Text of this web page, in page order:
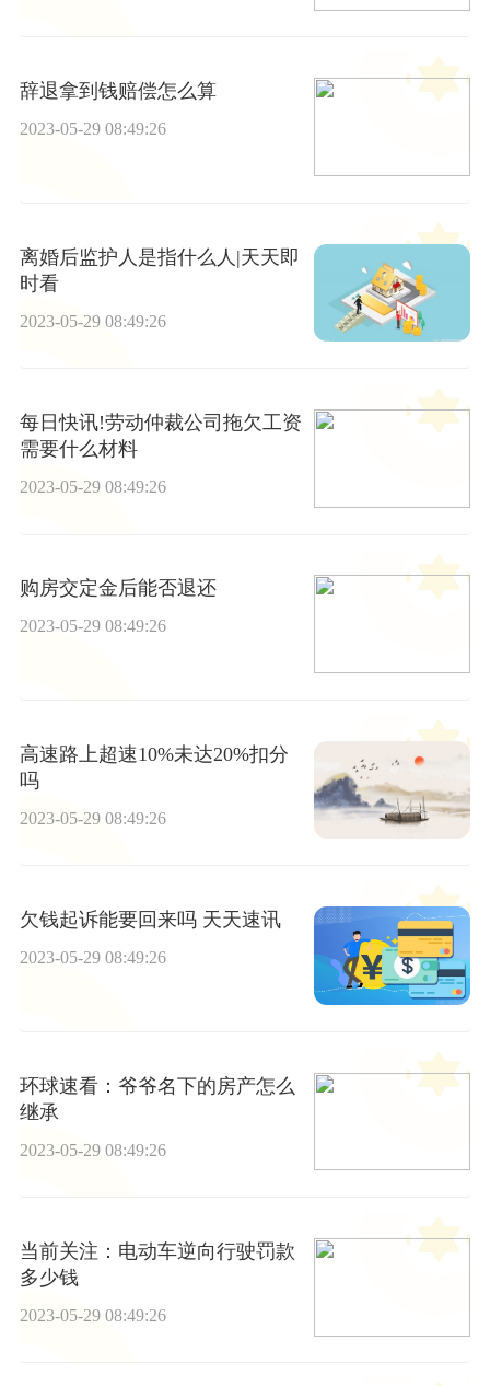
辞退拿到钱赔偿怎么算
2023-05-29 08:49:26
离婚后监护人是指什么人|天天即
时看
2023-05-29 08:49:26
每日快讯!劳动仲裁公司拖欠工资
需要什么材料
2023-05-29 08:49:26
购房交定金后能否退还
2023-05-29 08:49:26
高速路上超速10%未达20%扣分
吗
2023-05-29 08:49:26
欠钱起诉能要回来吗 天天速讯
2023-05-29 08:49:26
环球速看：爷爷名下的房产怎么
继承
2023-05-29 08:49:26
当前关注：电动车逆向行驶罚款
多少钱
2023-05-29 08:49:26